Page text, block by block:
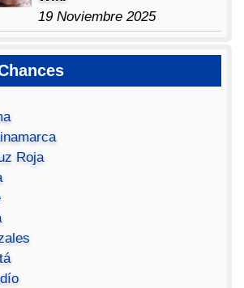
19 Noviembre 2025
Roja